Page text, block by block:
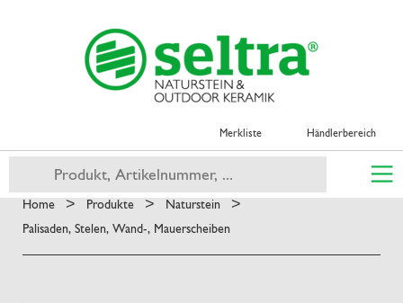
Merkliste Händlerbereich
Home > Produkte > Naturstein >
Palisaden, Stelen, Wand-, Mauerscheiben